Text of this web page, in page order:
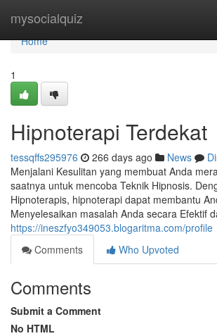
mysocialquiz
Home
Home
1
Hipnoterapi Terdekat
tessqffs295976 266 days ago News
Menjalani Kesulitan yang membuat Anda
saatnya untuk mencoba Teknik Hipnosis.
Hipnoterapis, hipnoterapi dapat membantu
Menyelesaikan masalah Anda secara Efektif
https://ineszfyo349053.blogaritma.com/profile
Comments
Who Upvoted
Comments
Submit a Comment
No HTML